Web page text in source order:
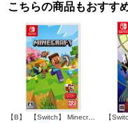
こちらの商品もおすす
【B】 【Switch】 Minecraft（マインクラフト）